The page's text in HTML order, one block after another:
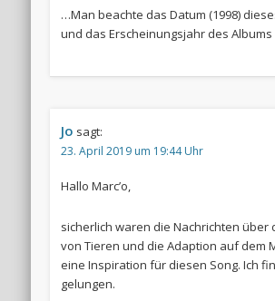
…Man beachte das Datum (1998)
und das Erscheinungsjahr des Albums
Jo sagt:
23. April 2019 um 19:44 Uhr
Hallo Marc’o,
sicherlich waren die Nachrichten über
von Tieren und die Adaption auf dem
eine Inspiration für diesen Song. Ich
gelungen.